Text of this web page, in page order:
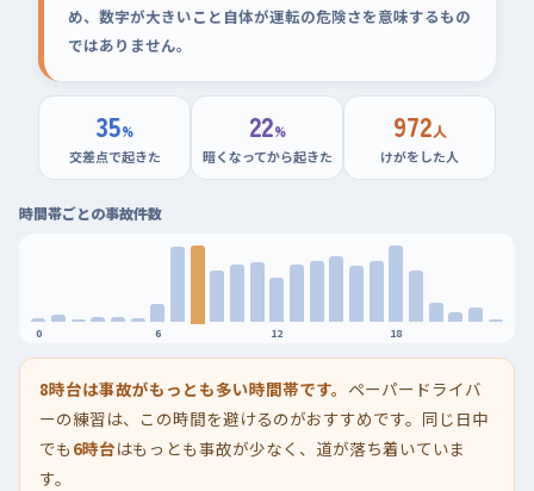
め、数字が大きいこと自体が運転の危険さを意味するもの
ではありません。
35%
交差点で起きた
22%
暗くなってから起きた
972人
けがをした人
時間帯ごとの事故件数
0 6 12 18
8時台は事故がもっとも多い時間帯です。 ペーパードライバ
ーの練習は、この時間を避けるのがおすすめです。同じ日中
でも 6時台はもっとも事故が少なく、道が落ち着いていま
す。